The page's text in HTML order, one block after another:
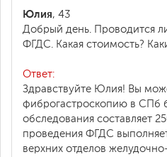
Юлия, 43
Добрый день. Проводится
ФГДС. Какая стоимость?
Ответ:
Здравствуйте Юлия! Вы
фиброгастроскопию в СПб
обследования составляет
проведения ФГДС
верхних отделов